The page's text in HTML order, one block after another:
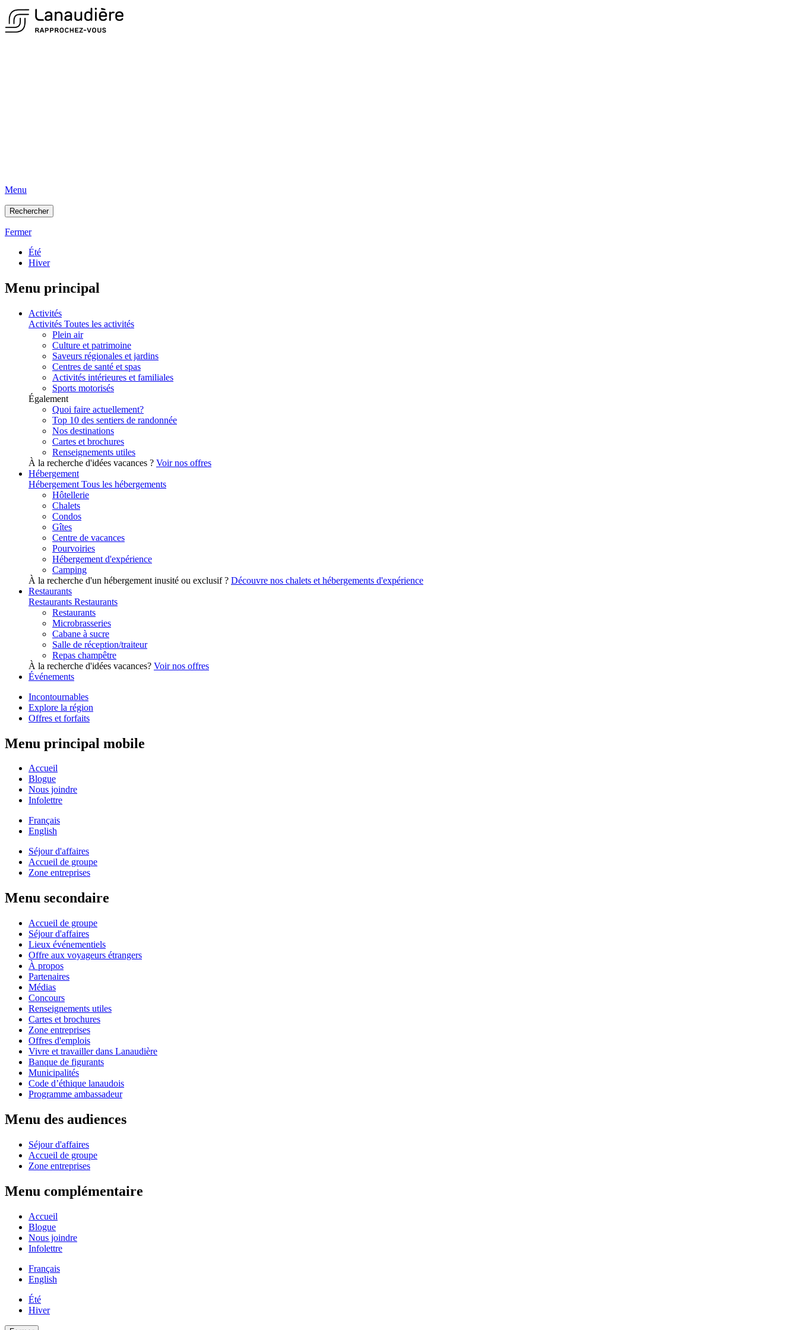
Menu
Rechercher
Fermer
Été
Hiver
Menu principal
Activités
Activités Toutes les activités
Plein air
Culture et patrimoine
Saveurs régionales et jardins
Centres de santé et spas
Activités intérieures et familiales
Sports motorisés
Également
Quoi faire actuellement?
Top 10 des sentiers de randonnée
Nos destinations
Cartes et brochures
Renseignements utiles
À la recherche d'idées vacances ? Voir nos offres
Hébergement
Hébergement Tous les hébergements
Hôtellerie
Chalets
Condos
Gîtes
Centre de vacances
Pourvoiries
Hébergement d'expérience
Camping
À la recherche d'un hébergement inusité ou exclusif ? Découvre nos chalets et hébergements d'expérience
Restaurants
Restaurants Restaurants
Restaurants
Microbrasseries
Cabane à sucre
Salle de réception/traiteur
Repas champêtre
À la recherche d'idées vacances? Voir nos offres
Événements
Incontournables
Explore la région
Offres et forfaits
Menu principal mobile
Accueil
Blogue
Nous joindre
Infolettre
Français
English
Séjour d'affaires
Accueil de groupe
Zone entreprises
Menu secondaire
Accueil de groupe
Séjour d'affaires
Lieux événementiels
Offre aux voyageurs étrangers
À propos
Partenaires
Médias
Concours
Renseignements utiles
Cartes et brochures
Zone entreprises
Offres d'emplois
Vivre et travailler dans Lanaudière
Banque de figurants
Municipalités
Code d’éthique lanaudois
Programme ambassadeur
Menu des audiences
Séjour d'affaires
Accueil de groupe
Zone entreprises
Menu complémentaire
Accueil
Blogue
Nous joindre
Infolettre
Français
English
Été
Hiver